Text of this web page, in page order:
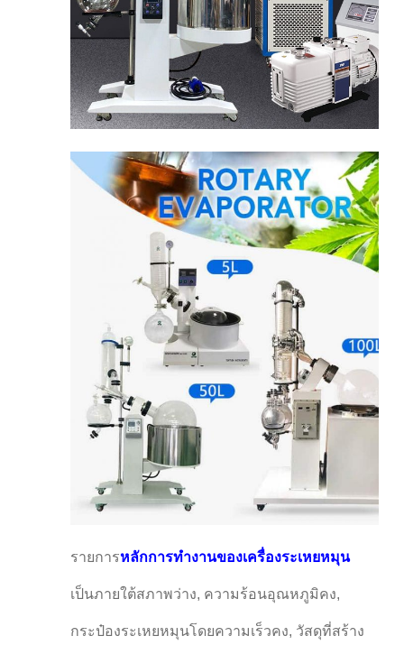
รายการหลักการทํางานของเครื่องระเหยหมุน
เป็นภายใต้สภาพว่าง, ความร้อนอุณหภูมิคง,
กระป๋องระเหยหมุนโดยความเร็วคง, วัสดุที่สร้าง